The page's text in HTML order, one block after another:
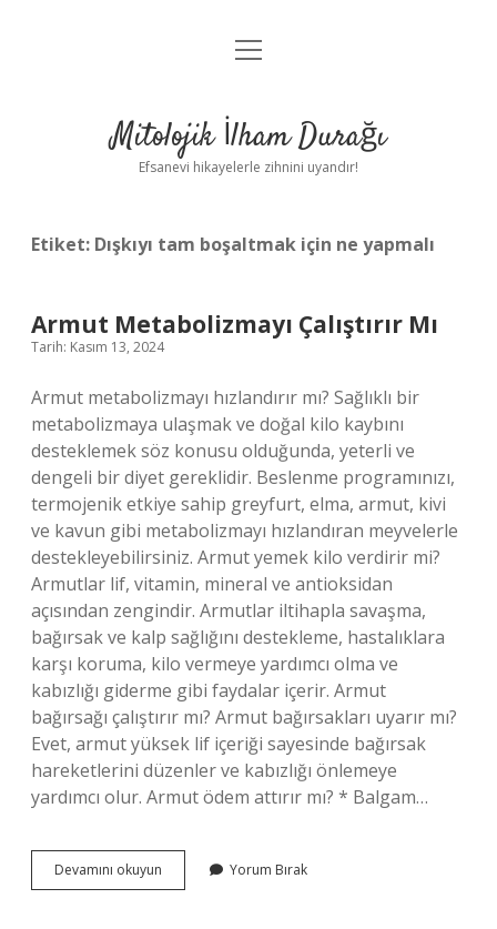
Anasayfa
Yasal Uyarı
menüyü
Mitolojik İlham Durağı
Efsanevi hikayelerle zihnini uyandır!
Etiket: Dışkıyı tam boşaltmak için ne yapmalı
Armut Metabolizmayı Çalıştırır Mı
Tarih: Kasım 13, 2024
Armut metabolizmayı hızlandırır mı? Sağlıklı bir
metabolizmaya ulaşmak ve doğal kilo kaybını
desteklemek söz konusu olduğunda, yeterli ve
dengeli bir diyet gereklidir. Beslenme programınızı,
termojenik etkiye sahip greyfurt, elma, armut, kivi
ve kavun gibi metabolizmayı hızlandıran meyvelerle
destekleyebilirsiniz. Armut yemek kilo verdirir mi?
Armutlar lif, vitamin, mineral ve antioksidan
açısından zengindir. Armutlar iltihapla savaşma,
bağırsak ve kalp sağlığını destekleme, hastalıklara
karşı koruma, kilo vermeye yardımcı olma ve
kabızlığı giderme gibi faydalar içerir. Armut
bağırsağı çalıştırır mı? Armut bağırsakları uyarır mı?
Evet, armut yüksek lif içeriği sayesinde bağırsak
hareketlerini düzenler ve kabızlığı önlemeye
yardımcı olur. Armut ödem attırır mı? * Balgam…
Devamını okuyun
Metabolizmayı
Yorum Bırak